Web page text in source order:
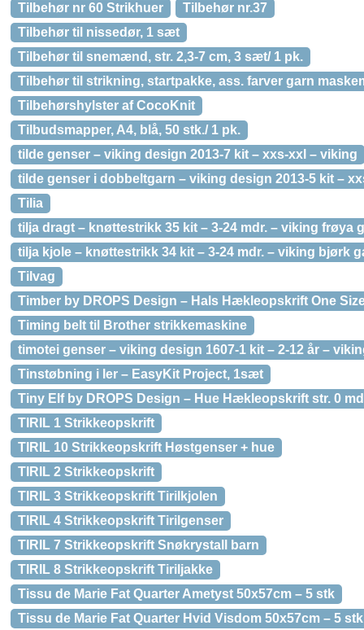
Tilbehør nr 60 Strikhuer
Tilbehør nr.37
Tilbehør til nissedør, 1 sæt
Tilbehør til snemænd, str. 2,3-7 cm, 3 sæt/ 1 pk.
Tilbehør til strikning, startpakke, ass. farver garn
Tilbehørshylster af CocoKnit
Tilbudsmapper, A4, blå, 50 stk./ 1 pk.
tilde genser – viking design 2013-7 kit – xxs-xxl – viking
tilde genser i dobbeltgarn – viking design 2013-5 kit –
Tilia
tilja dragt – knøttestrikk 35 kit – 3-24 mdr. – viking frøya
tilja kjole – knøttestrikk 34 kit – 3-24 mdr. – viking bjørk
Tilvag
Timber by DROPS Design – Hals Hækleopskrift One
Timing belt til Brother strikkemaskine
timotei genser – viking design 1607-1 kit – 2-12 år –
Tinstøbning i ler – EasyKit Project, 1sæt
Tiny Elf by DROPS Design – Hue Hækleopskrift str. 0
TIRIL 1 Strikkeopskrift
TIRIL 10 Strikkeopskrift Høstgenser + hue
TIRIL 2 Strikkeopskrift
TIRIL 3 Strikkeopskrift Tirilkjolen
TIRIL 4 Strikkeopskrift Tirilgenser
TIRIL 7 Strikkeopskrift Snøkrystall barn
TIRIL 8 Strikkeopskrift Tiriljakke
Tissu de Marie Fat Quarter Ametyst 50x57cm – 5 stk
Tissu de Marie Fat Quarter Hvid Visdom 50x57cm – 5 stk